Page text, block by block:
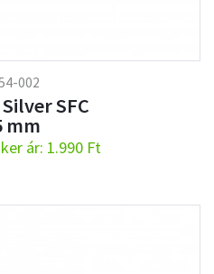
002
SFC
mm
ár: 1.990 Ft